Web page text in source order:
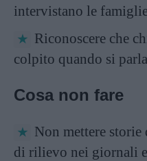
intervistano le
Riconoscere che
colpito quando si
Cosa non fare
Non mettere
di rilievo nei giornali